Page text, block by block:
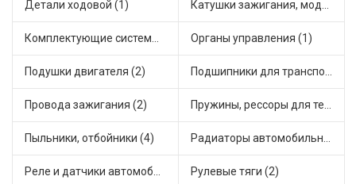
Детали ходовой (1) Катушки зажигания, модули зажигания (3)
Комплектующие системы выпуска отработавших газов (2) Органы управления (1)
Подушки двигателя (2) Подшипники для транспорта (3)
Провода зажигания (2) Пружины, рессоры для техники (2)
Пыльники, отбойники (4) Радиаторы автомобильные (1)
Реле и датчики автомобильные (5) Рулевые тяги (2)